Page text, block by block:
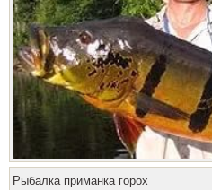
Рыбалка приманка горох